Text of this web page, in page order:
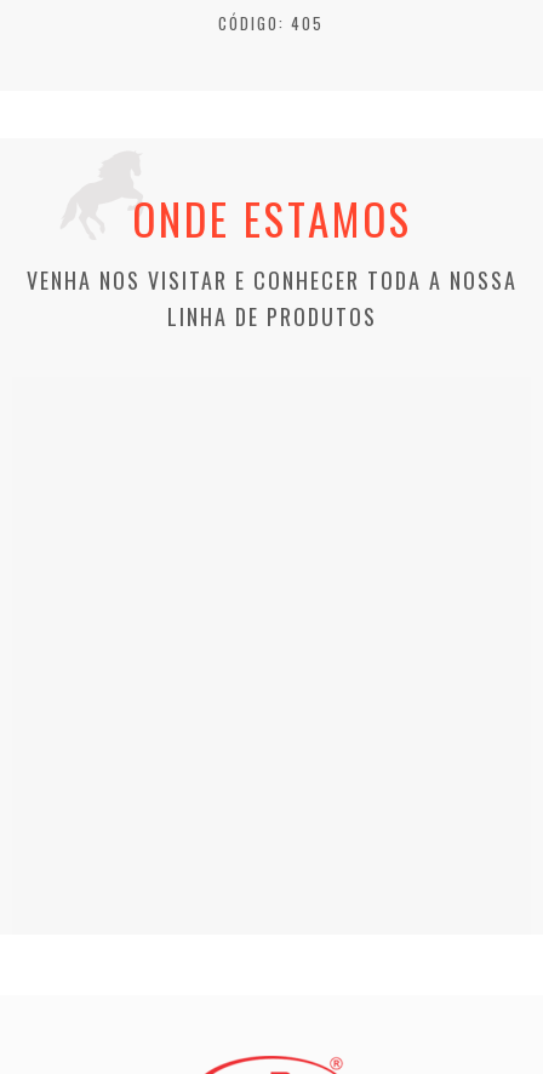
CÓDIGO: 405
ONDE ESTAMOS
VENHA NOS VISITAR E CONHECER TODA A NOSSA
LINHA DE PRODUTOS